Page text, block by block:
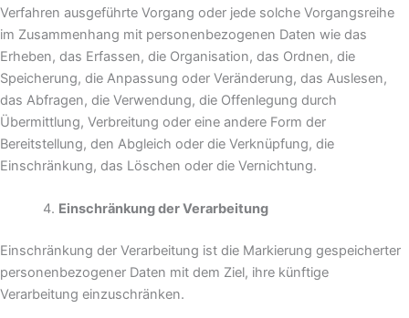
Verfahren ausgeführte Vorgang oder jede solche Vorgangsreihe
im Zusammenhang mit personenbezogenen Daten wie das
Erheben, das Erfassen, die Organisation, das Ordnen, die
Speicherung, die Anpassung oder Veränderung, das Auslesen,
das Abfragen, die Verwendung, die Offenlegung durch
Übermittlung, Verbreitung oder eine andere Form der
Bereitstellung, den Abgleich oder die Verknüpfung, die
Einschränkung, das Löschen oder die Vernichtung.
Einschränkung der Verarbeitung
Einschränkung der Verarbeitung ist die Markierung gespeicherter
personenbezogener Daten mit dem Ziel, ihre künftige
Verarbeitung einzuschränken.